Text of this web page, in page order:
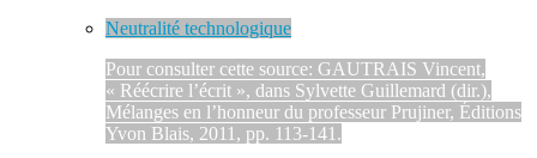
Neutralité technologique
Pour consulter cette source: GAUTRAIS Vincent,
« Réécrire l’écrit », dans Sylvette Guillemard (dir.),
Mélanges en l’honneur du professeur Prujiner, Éditions
Yvon Blais, 2011, pp. 113-141.